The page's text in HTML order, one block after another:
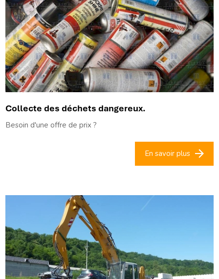
Collecte des déchets dangereux.
Besoin d'une offre de prix ?
En savoir plus